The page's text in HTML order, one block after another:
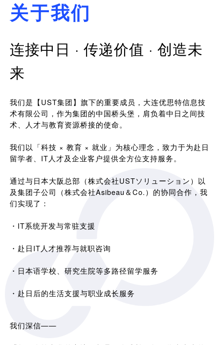
关于我们
连接中日 · 传递价值 · 创造未
来
我们是【UST集团】旗下的重要成员，大连优思特信息技
术有限公司，作为集团的中国桥头堡，肩负着中日之间技
术、人才与教育资源桥接的使命。
我们以「科技 × 教育 × 就业」为核心理念，致力于为赴日
留学者、IT人才及企业客户提供全方位支持服务。
通过与日本大阪总部（株式会社USTソリューション）以
及集团子公司（株式会社Asibeau＆Co.）的协同合作，我
们实现了：
・IT系统开发与常驻支援
・赴日IT人才推荐与就职咨询
・日本语学校、研究生院等多路径留学服务
・赴日后的生活支援与职业成长服务
我们深信——